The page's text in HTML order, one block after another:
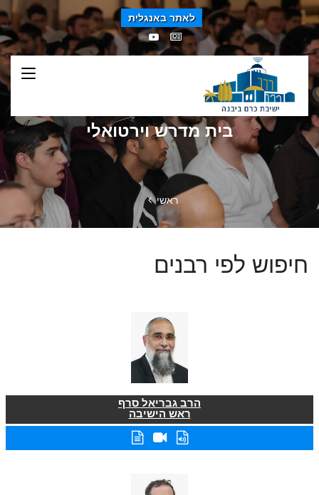
לאתר באנגלית
בית מדרש וירטואלי
ראשי
חיפוש לפי רבנים
הרב גבריאל סרף
ראש הישיבה